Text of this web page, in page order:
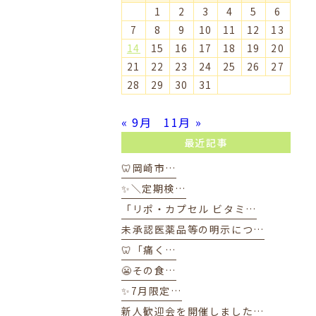
1 2 3 4 5
6
7
8 9 10 11 12
13
14
15 16 17 18 19
20
21
22 23 24 25 26
27
28
29 30 31
« 9月 11月 »
最近記事
🦷岡崎市…
✨＼定期検…
「リポ・カプセル ビタミ…
未承認医薬品等の明示につ…
🦷「痛く…
😬その食…
✨7月限定…
新人歓迎会を開催しました…